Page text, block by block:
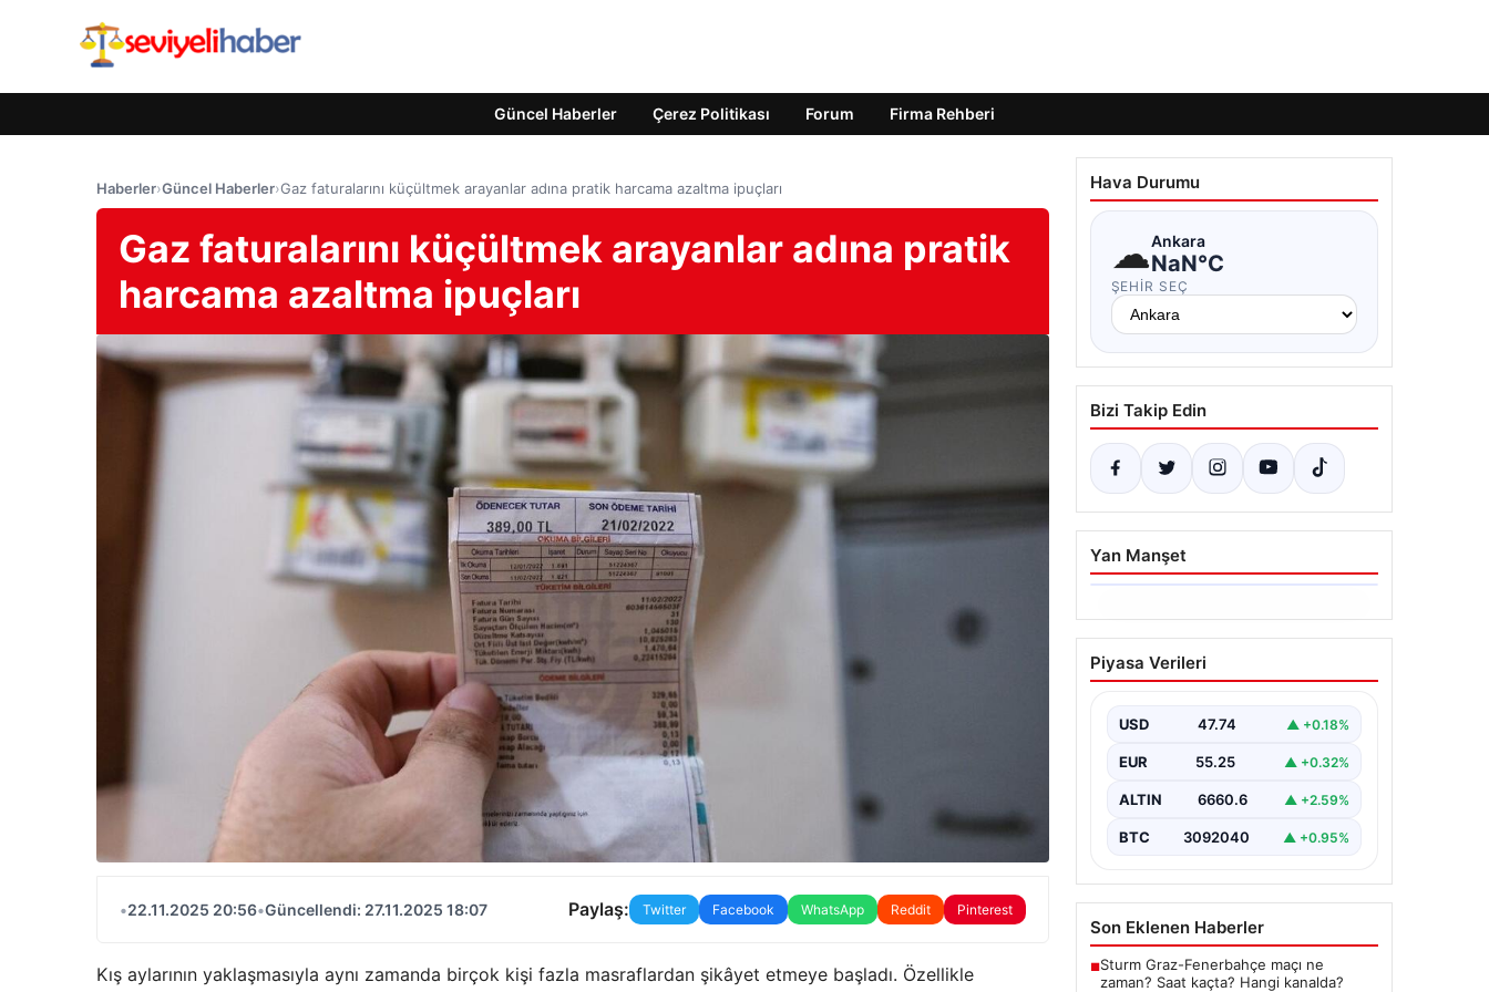
Güncel Haberler Çerez Politikası Forum Firma Rehberi
Haberler›Güncel Haberler›Gaz faturalarını küçültmek arayanlar adına pratik harcama azaltma ipuçları
Gaz faturalarını küçültmek arayanlar adına pratik
harcama azaltma ipuçları
•22.11.2025 20:56•Güncellendi: 27.11.2025 18:07 Paylaş: Twitter Facebook WhatsApp Reddit Pinterest
Kış aylarının yaklaşmasıyla aynı zamanda birçok kişi fazla masraflardan şikâyet etmeye başladı. Özellikle
Hava Durumu
☁Ankara
NaN°C
ŞEHIR SEÇ
Bizi Takip Edin
Yan Manşet
06.08.2026
İstanbul Boğazı’ndan
Dev Bir Vinç Geçti:
Kulelerini Yatırdı
İstanbul Boğazı’nda eşsiz bir
görüntüye sahne olan bu olay,
çalışmalarının…
Piyasa Verileri
USD 47.74 ▲ +0.18%
EUR 55.25 ▲ +0.32%
ALTIN 6660.6 ▲ +2.59%
BTC 3092040 ▲ +0.95%
Son Eklenen Haberler
■Sturm Graz-Fenerbahçe maçı ne
zaman? Saat kaçta? Hangi kanalda?